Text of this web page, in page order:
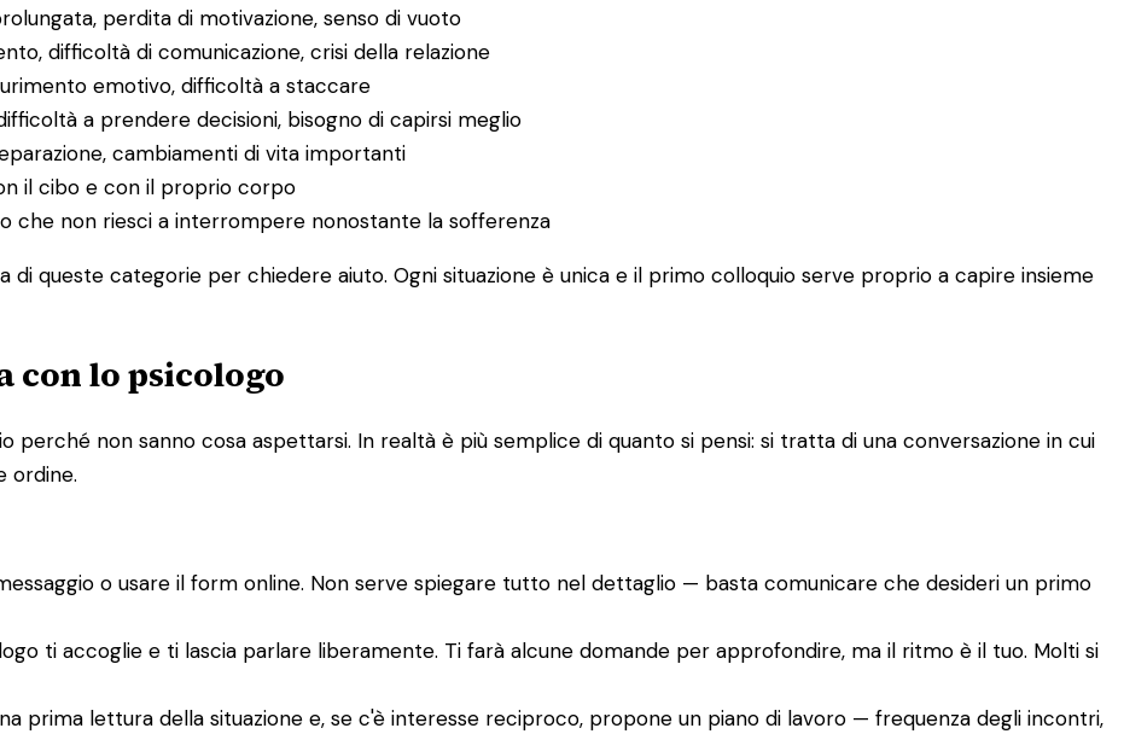
perdita di motivazione, senso di vuoto
difficoltà di comunicazione, crisi della relazione
emotivo, difficoltà a staccare
a prendere decisioni, bisogno di capirsi meglio
cambiamenti di vita importanti
il cibo e con il proprio corpo
che non riesci a interrompere nonostante la sofferenza
queste categorie per chiedere aiuto. Ogni situazione è unica e il primo colloquio serve proprio a capire insieme
con lo psicologo
non sanno cosa aspettarsi. In realtà è più semplice di quanto si pensi: si tratta di una conversazione in cui
ordine.
o usare il form online. Non serve spiegare tutto nel dettaglio — basta comunicare che desideri un primo
ti accoglie e ti lascia parlare liberamente. Ti farà alcune domande per approfondire, ma il ritmo è il tuo. Molti si
prima lettura della situazione e, se c'è interesse reciproco, propone un piano di lavoro — frequenza degli incontri,